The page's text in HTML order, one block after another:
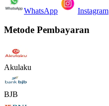
WhatsApp Instagram
Metode Pembayaran
Akulaku
BJB